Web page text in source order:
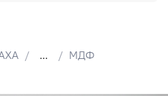
... МДФ